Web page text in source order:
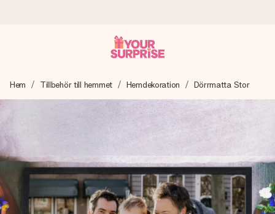
Vi skapar din gåva med omsorg och skickar den blixtsnabbt
– så att du kan ge den i precis rätt tid, när det betyder som
4,6 (baserat på +15 000 recensioner)
Våra gåvor inspirerar. Kunder ger oss 4,6 på Google
Reviews.
Hem Tillbehör till hemmet Hemdekoration Dörrmatta Stor